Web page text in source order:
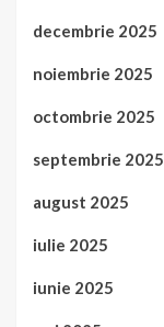
decembrie 2025
noiembrie 2025
octombrie 2025
septembrie 2025
august 2025
iulie 2025
iunie 2025